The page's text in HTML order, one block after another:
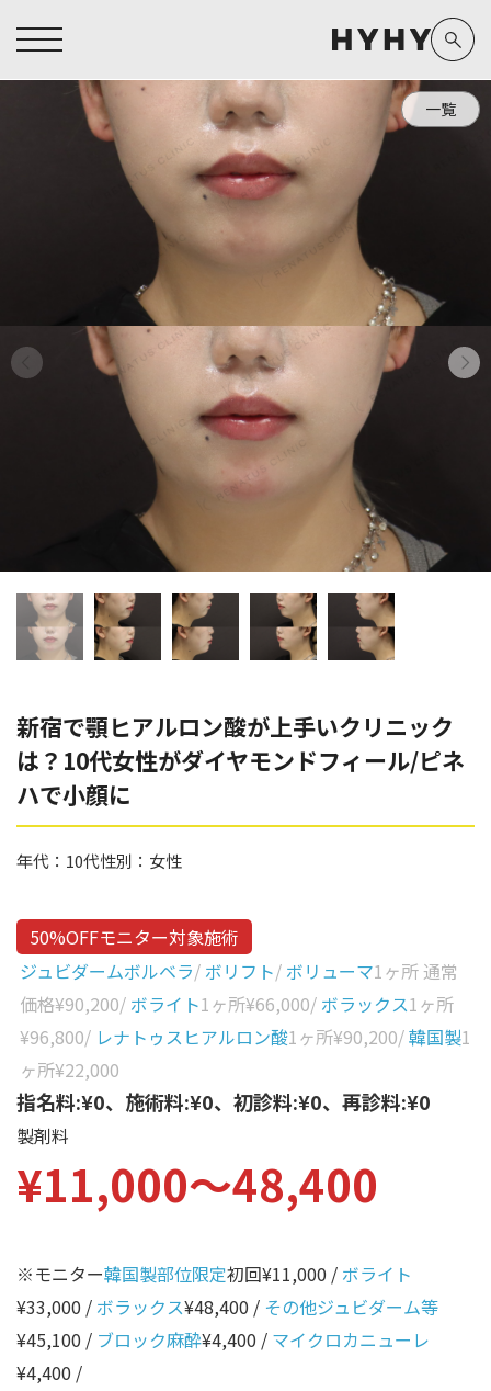
ヒアルロン酸注入症例一覧
医療脱毛症例一覧
アートメイク症例一覧
クリニック一覧
医師一覧
看護師一覧
運営元情報
よくあるご質問
お問い合わせ
プライバシーポリシー
未成年の方へ
規約
コラム
ヒアルロン酸注入 医療脱毛
担当医師から探す
高橋 希
阿部 竜介
Parts
部位から探す
額
こめかみ
眉間
涙袋
眼窩縁（目の下）
ゴルゴライン
鼻
ほうれい線
鼻翼基部
頬
口角
顎
Preparation
製剤から探す
ボラックス
ボリューマ
ボリフト
ボルベラ
レナトゥスヒアルロン酸
ダイヤモンドフィール/ピ
リジュラン
ゴウリ
糸リフト
Gender
性別から探す
女性
男性
10代
一覧
新宿で顎ヒアルロン酸が上手いクリニック
は？10代女性がダイヤモンドフィール/ピネ
ハで小顔に
年代： 10代性別： 女性
50%OFFモニター対象施術
ジュビダームボルベラ/ ボリフト/ ボリューマ1ヶ所 通常
価格¥90,200/ ボライト1ヶ所¥66,000/ ボラックス1ヶ所
¥96,800/ レナトゥスヒアルロン酸1ヶ所¥90,200/韓国製1
ヶ所¥22,000
指名料:¥0、施術料:¥0、初診料:¥0、再診料:¥0
製剤料
¥11,000〜48,400
※モニター韓国製部位限定初回¥11,000 / ボライト
¥33,000 / ボラックス¥48,400 / その他ジュビダーム等
¥45,100 / ブロック麻酔¥4,400 / マイクロカニューレ
¥4,400 /